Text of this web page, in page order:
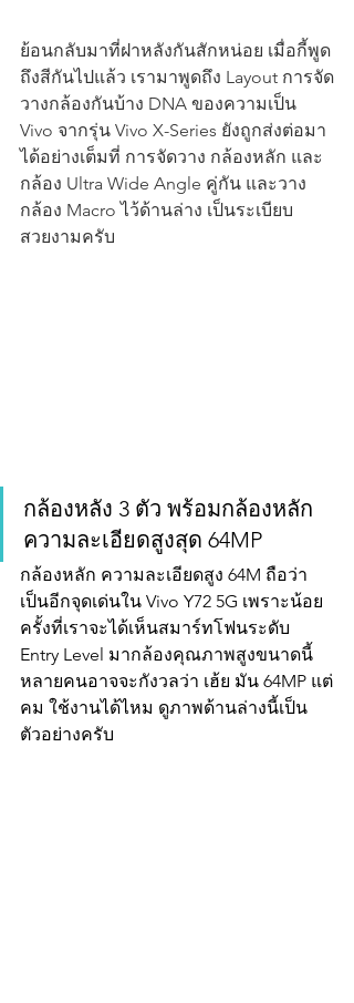
ย้อนกลับมาที่ฝาหลังกันสักหน่อย เมื่อกี้พูด
ถึงสีกันไปแล้ว เรามาพูดถึง Layout การจัด
วางกล้องกันบ้าง DNA ของความเป็น
Vivo จากรุ่น Vivo X-Series ยังถูกส่งต่อมา
ได้อย่างเต็มที่ การจัดวาง กล้องหลัก และ
กล้อง Ultra Wide Angle คู่กัน และวาง
กล้อง Macro ไว้ด้านล่าง เป็นระเบียบ
สวยงามครับ
กล้องหลัง 3 ตัว พร้อมกล้องหลัก
ความละเอียดสูงสุด 64MP
กล้องหลัก ความละเอียดสูง 64M ถือว่า
เป็นอีกจุดเด่นใน Vivo Y72 5G เพราะน้อย
ครั้งที่เราจะได้เห็นสมาร์ทโฟนระดับ
Entry Level มากล้องคุณภาพสูงขนาดนี้
หลายคนอาจจะกังวลว่า เฮ้ย มัน 64MP แต่
คม ใช้งานได้ไหม ดูภาพด้านล่างนี้เป็น
ตัวอย่างครับ